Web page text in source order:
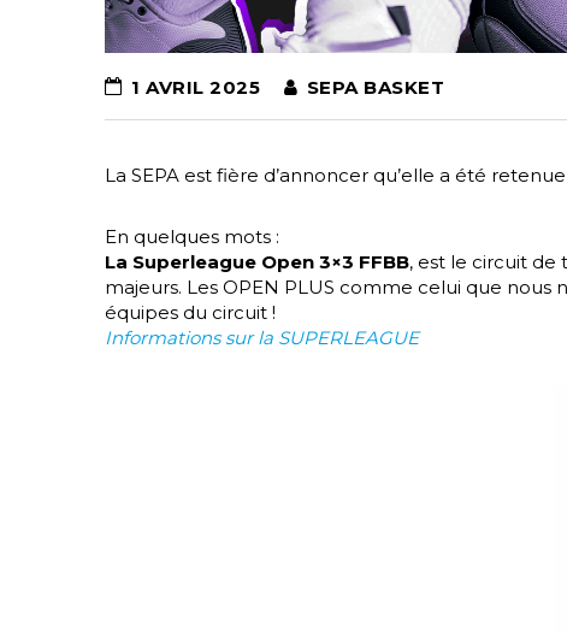
1 AVRIL 2025 SEPA BASKET
La SEPA est fière d’annoncer qu’elle a été
En quelques mots :
La Superleague Open 3×3 FFBB, est le circuit de
majeurs. Les OPEN PLUS comme celui que nous
équipes du circuit !
Informations sur la SUPERLEAGUE